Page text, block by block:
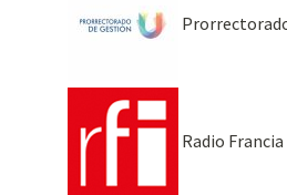
Radio